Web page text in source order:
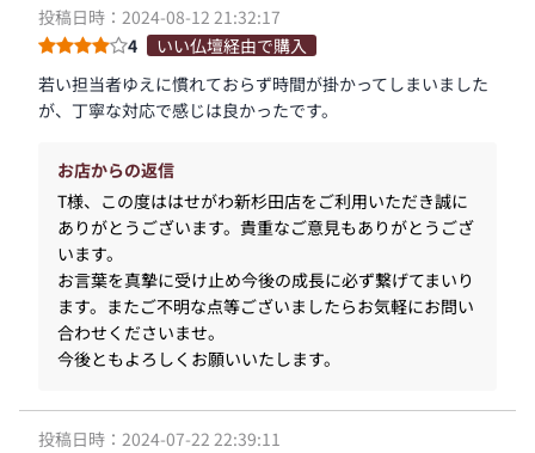
投稿日時：2024-08-12 21:32:17
4
いい仏壇経由で購入
若い担当者ゆえに慣れておらず時間が掛かってしまいました
が、丁寧な対応で感じは良かったです。
お店からの返信
T様、この度ははせがわ新杉田店をご利用いただき誠に
ありがとうございます。貴重なご意見もありがとうござ
います。
お言葉を真摯に受け止め今後の成長に必ず繋げてまいり
ます。またご不明な点等ございましたらお気軽にお問い
合わせくださいませ。
今後ともよろしくお願いいたします。
投稿日時：2024-07-22 22:39:11